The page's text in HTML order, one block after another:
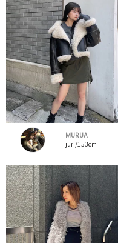
MURUA
juri/153cm